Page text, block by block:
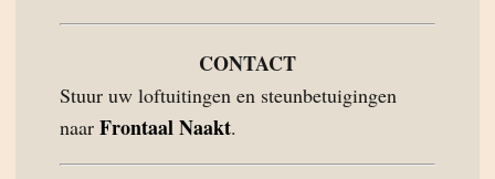
CONTACT
Stuur uw loftuitingen en steunbetuigingen
naar Frontaal Naakt.